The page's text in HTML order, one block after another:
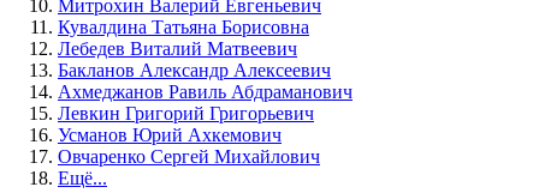
Митрохин Валерий Евгеньевич
Кувалдина Татьяна Борисовна
Лебедев Виталий Матвеевич
Бакланов Александр Алексеевич
Ахмеджанов Равиль Абдраманович
Левкин Григорий Григорьевич
Усманов Юрий Ахкемович
Овчаренко Сергей Михайлович
Ещё...